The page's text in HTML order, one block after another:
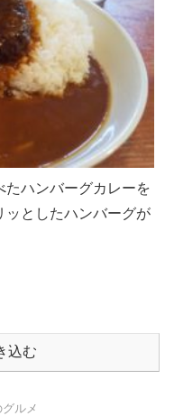
たハンバーグカレーを
ッとしたハンバーグが
込む
ルメ